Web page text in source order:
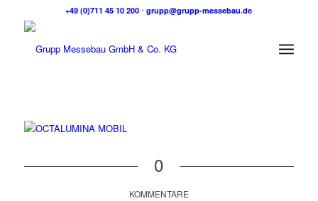
+49 (0)711 45 10 200 ⋅grupp@grupp-messebau.de
0
KOMMENTARE